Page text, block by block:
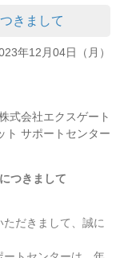
きまして
年12月04日（月）
式会社エクスゲート
ト サポートセンター
つきまして
だきまして、誠に